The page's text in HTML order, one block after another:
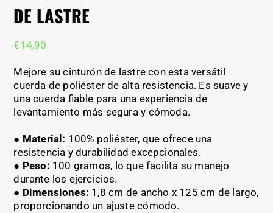
DE LASTRE
€14,90
Mejore su cinturón de lastre con esta versátil
cuerda de poliéster de alta resistencia. Es suave y
una cuerda fiable para una experiencia de
levantamiento más segura y cómoda.
● Material: 100% poliéster, que ofrece una
resistencia y durabilidad excepcionales.
● Peso: 100 gramos, lo que facilita su manejo
durante los ejercicios.
● Dimensiones: 1,8 cm de ancho x 125 cm de largo,
proporcionando un ajuste cómodo.